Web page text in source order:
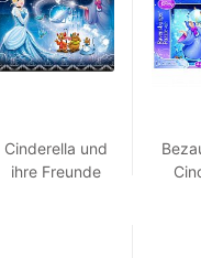
Cinderella und
ihre Freunde